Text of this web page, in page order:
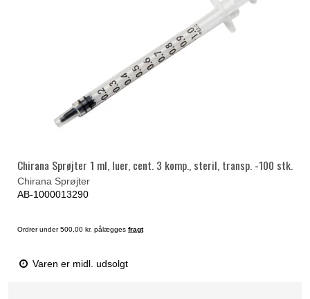
Chirana Sprøjter 1 ml, luer, cent. 3 komp., steril, transp. -100 stk.
Chirana Sprøjter
AB-1000013290
Ordrer under 500,00 kr. pålægges fragt
Varen er midl. udsolgt